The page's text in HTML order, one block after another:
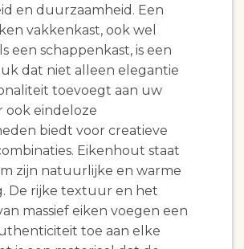
en duurzaamheid. Een
vakkenkast, ook wel
een schappenkast, is een
dat niet alleen elegantie
toevoegt aan uw
ook eindeloze
biedt voor creatieve
Eikenhout staat
zijn natuurlijke en warme
De rijke textuur en het
massief eiken voegen een
toe aan elke